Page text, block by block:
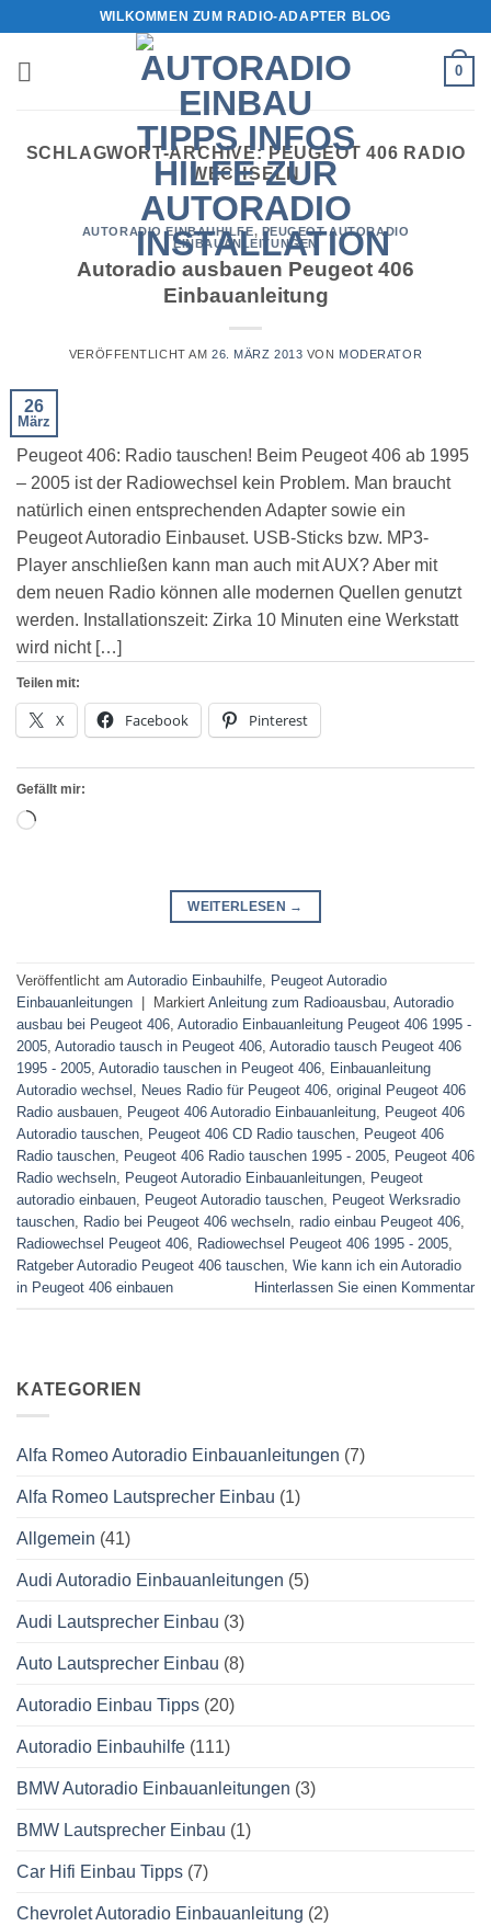
springen
WILKOMMEN ZUM RADIO-ADAPTER BLOG
0
SCHLAGWORT-ARCHIVE: PEUGEOT 406 RADIO
WECHSELN
AUTORADIO EINBAUHILFE, PEUGEOT AUTORADIO
EINBAUANLEITUNGEN
Autoradio ausbauen Peugeot 406
Einbauanleitung
VERÖFFENTLICHT AM 26. MÄRZ 2013 VON MODERATOR
26
März
Peugeot 406: Radio tauschen! Beim Peugeot 406 ab 1995
– 2005 ist der Radiowechsel kein Problem. Man braucht
natürlich einen entsprechenden Adapter sowie ein
Peugeot Autoradio Einbauset. USB-Sticks bzw. MP3-
Player anschließen kann man auch mit AUX? Aber mit
dem neuen Radio können alle modernen Quellen genutzt
werden. Installationszeit: Zirka 10 Minuten eine Werkstatt
wird nicht […]
Teilen mit:
X Facebook Pinterest
Gefällt mir:
Wird
WEITERLESEN →
Veröffentlicht am Autoradio Einbauhilfe
Peugeot Autoradio
Einbauanleitungen
Markiert Anleitung zum Radioausbau Autoradio
ausbau bei Peugeot 406 Autoradio Einbauanleitung Peugeot 406 1995 -
2005 Autoradio tausch in Peugeot 406 Autoradio tausch Peugeot 406
1995 - 2005 Autoradio tauschen in Peugeot 406
Einbauanleitung
Autoradio wechsel
Neues Radio für Peugeot 406 original Peugeot 406
Radio ausbauen
Peugeot 406 Autoradio Einbauanleitung
Peugeot 406
Autoradio tauschen
Peugeot 406 CD Radio tauschen
Peugeot 406
Radio tauschen
Peugeot 406 Radio tauschen 1995 - 2005
Peugeot 406
Radio wechseln
Peugeot Autoradio Einbauanleitungen
Peugeot
autoradio einbauen
Peugeot Autoradio tauschen
Peugeot Werksradio
tauschen
Radio bei Peugeot 406 wechseln radio einbau Peugeot 406
Radiowechsel Peugeot 406
Radiowechsel Peugeot 406 1995 - 2005
Ratgeber Autoradio Peugeot 406 tauschen Wie kann ich ein Autoradio
in Peugeot 406 einbauen
Hinterlassen Sie einen Kommentar
KATEGORIEN
Alfa Romeo Autoradio Einbauanleitungen (7)
Alfa Romeo Lautsprecher Einbau (1)
Allgemein (41)
Audi Autoradio Einbauanleitungen (5)
Audi Lautsprecher Einbau (3)
Auto Lautsprecher Einbau (8)
Autoradio Einbau Tipps (20)
Autoradio Einbauhilfe (111)
BMW Autoradio Einbauanleitungen (3)
BMW Lautsprecher Einbau (1)
Car Hifi Einbau Tipps (7)
Chevrolet Autoradio Einbauanleitung (2)